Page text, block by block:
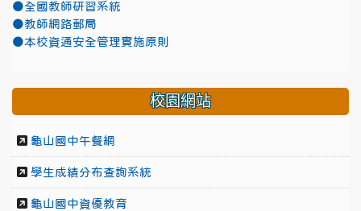
●全國教師研習系統
●教師網路郵局
●本校資通安全管理實施原則
校園網站
龜山國中午餐網
學生成績分布查詢系統
龜山國中資優教育